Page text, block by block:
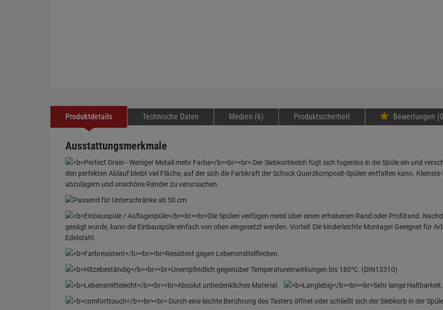
Produktdetails Technische Daten Medien (6) Produktsicherheit Bewertungen
Ausstattungsmerkmale